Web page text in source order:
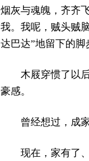
烟灰与魂魄，齐齐
我。我呢，贼头贼
达巴达”地留下的脚
木屐穿惯了以
豪感。
曾经想过，成
现在，家有了